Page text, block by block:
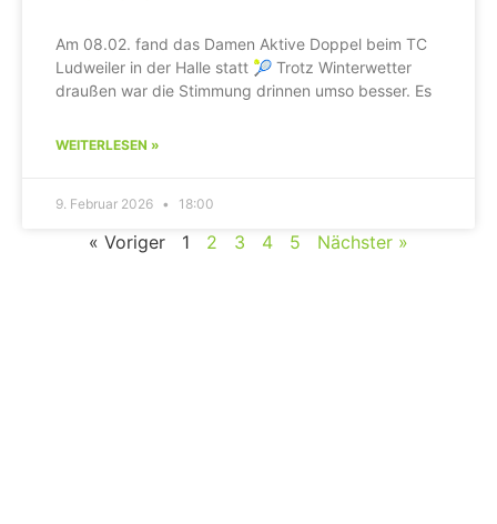
Am 08.02. fand das Damen Aktive Doppel beim TC
Ludweiler in der Halle statt 🎾 Trotz Winterwetter
draußen war die Stimmung drinnen umso besser. Es
WEITERLESEN »
9. Februar 2026 18:00
« Voriger 1 2 3 4 5 Nächster »